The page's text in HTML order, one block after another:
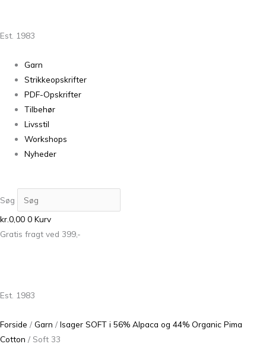
Est. 1983
Garn
Strikkeopskrifter
PDF-Opskrifter
Tilbehør
Livsstil
Workshops
Nyheder
Søg
kr.0,00 0 Kurv
Gratis fragt ved 399,-
Est. 1983
Forside / Garn / Isager SOFT i 56% Alpaca og 44% Organic Pima
Cotton / Soft 33